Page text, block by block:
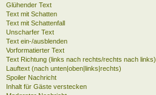
Glühender Text
Text mit Schatten
Text mit Schattenfall
Unscharfer Text
Text ein-/ausblenden
Vorformatierter Text
Text Richtung (links nach rechts/rechts nach links)
Lauftext (nach unten|oben|links|rechts)
Spoiler Nachricht
Inhalt für Gäste verstecken